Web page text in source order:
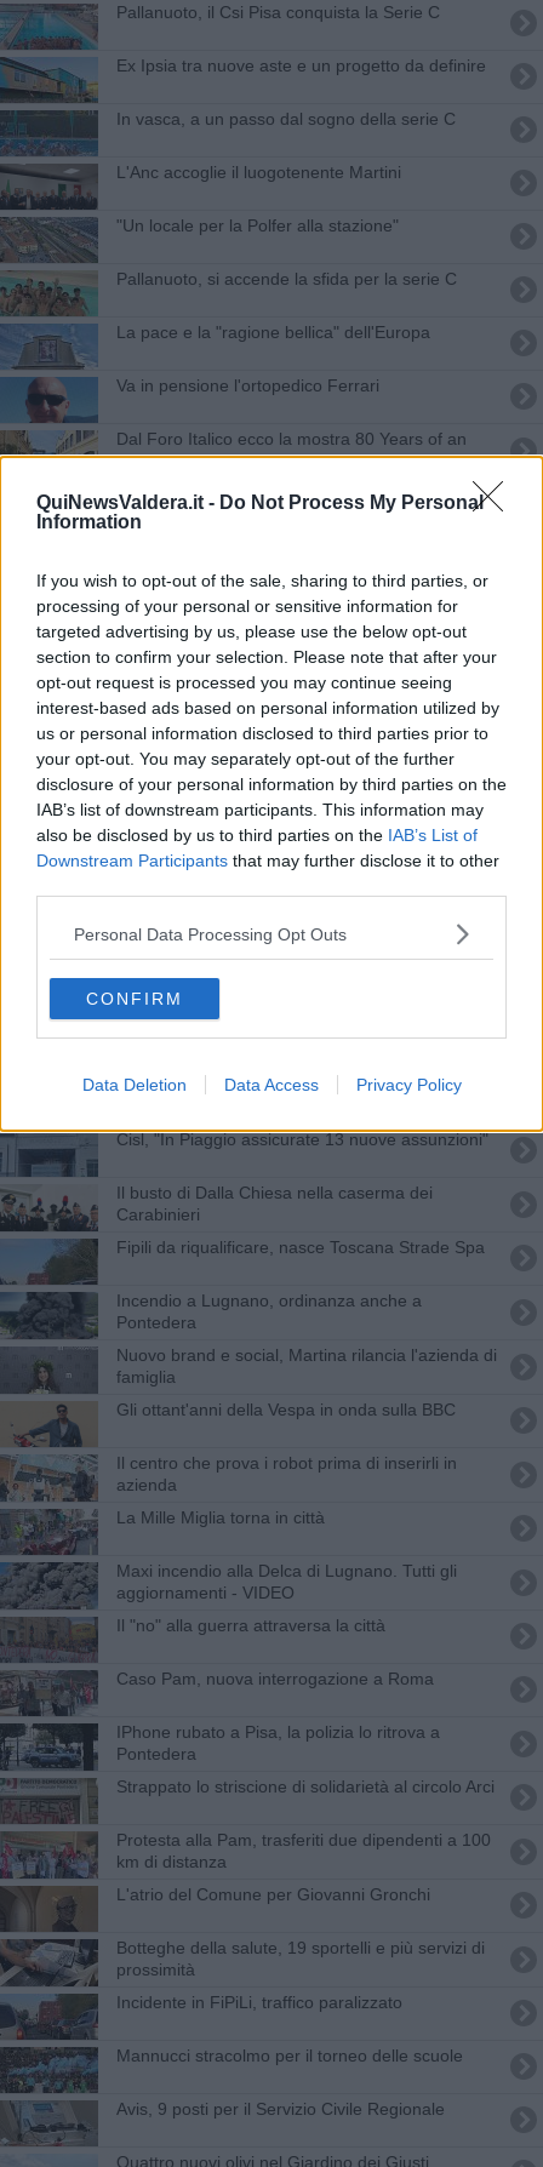
QuiNewsValdera.it - Do Not Process My Personal
Information
If you wish to opt-out of the sale, sharing to third parties, or
processing of your personal or sensitive information for
targeted advertising by us, please use the below opt-out
section to confirm your selection. Please note that after your
opt-out request is processed you may continue seeing
interest-based ads based on personal information utilized by
us or personal information disclosed to third parties prior to
your opt-out. You may separately opt-out of the further
disclosure of your personal information by third parties on the
IAB’s list of downstream participants. This information may
also be disclosed by us to third parties on the IAB’s List of
Downstream Participants that may further disclose it to other
Personal Data Processing Opt Outs
CONFIRM
Data Deletion Data Access Privacy Policy
Pallanuoto, il Csi Pisa conquista la Serie C
Ex Ipsia tra nuove aste e un progetto da definire
In vasca, a un passo dal sogno della serie C
L'Anc accoglie il luogotenente Martini
"Un locale per la Polfer alla stazione"
Pallanuoto, si accende la sfida per la serie C
La pace e la "ragione bellica" dell'Europa
Va in pensione l'ortopedico Ferrari
Dal Foro Italico ecco la mostra 80 Years of an
Icon
Ricerche sospese per il presunto cadavere in
Arno
Otorinolaringoiatria, nuovo direttore per la
struttura complessa
Caos in FiPiLi, code per un incidente
Pontedera saluta il comandante dei Vigili del
Fuoco
Fuga di gas durante i lavori in strada
Alla guida dei carabinieri arriva Giovanna
Liccardo
"Da Pontedera si costruisce il futuro"
Da Pif a Big Mama, seguendo il Filo d'identità
In memoria di Naldini cerimonia per i 70 anni di
Anmi
Sfila il serpentone della Mille Miglia
Cisl, "In Piaggio assicurate 13 nuove assunzioni"
Il busto di Dalla Chiesa nella caserma dei
Carabinieri
Fipili da riqualificare, nasce Toscana Strade Spa
Incendio a Lugnano, ordinanza anche a
Pontedera
Nuovo brand e social, Martina rilancia l'azienda di
famiglia
Gli ottant'anni della Vespa in onda sulla BBC
Il centro che prova i robot prima di inserirli in
azienda
La Mille Miglia torna in città
Maxi incendio alla Delca di Lugnano. Tutti gli
aggiornamenti - VIDEO
Il "no" alla guerra attraversa la città
Caso Pam, nuova interrogazione a Roma
IPhone rubato a Pisa, la polizia lo ritrova a
Pontedera
Strappato lo striscione di solidarietà al circolo Arci
Protesta alla Pam, trasferiti due dipendenti a 100
km di distanza
L'atrio del Comune per Giovanni Gronchi
Botteghe della salute, 19 sportelli e più servizi di
prossimità
Incidente in FiPiLi, traffico paralizzato
Mannucci stracolmo per il torneo delle scuole
Avis, 9 posti per il Servizio Civile Regionale
Quattro nuovi olivi nel Giardino dei Giusti